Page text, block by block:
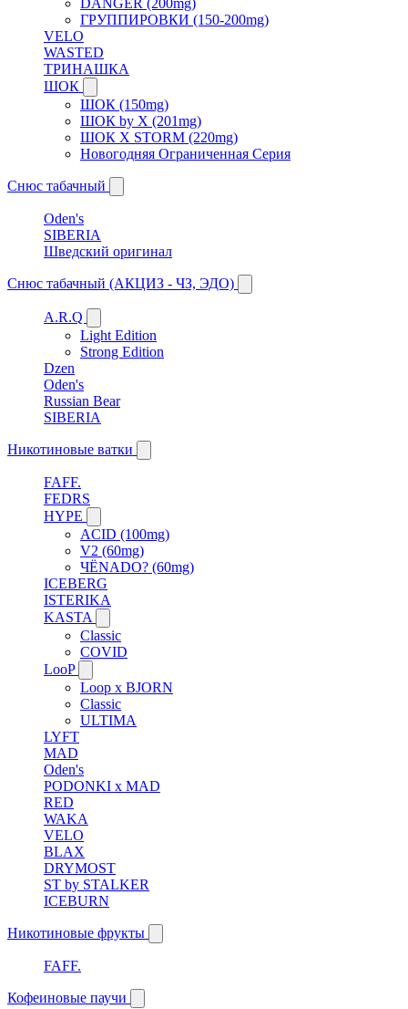
ГРУППИРОВКИ (150-200mg)
VELO
WASTED
ТРИНАШКА
ШОК
ШОК (150mg)
ШОК by X (201mg)
ШОК X STORM (220mg)
Новогодняя Ограниченная Серия
Снюс табачный
Oden's
SIBERIA
Шведский оригинал
Снюс табачный (АКЦИЗ - ЧЗ, ЭДО)
A.R.Q
Light Edition
Strong Edition
Dzen
Oden's
Russian Bear
SIBERIA
Никотиновые ватки
FAFF.
FEDRS
HYPE
ACID (100mg)
V2 (60mg)
ЧЁNADO? (60mg)
ICEBERG
ISTERIKA
KASTA
Classic
COVID
LooP
Loop x BJORN
Classic
ULTIMA
LYFT
MAD
Oden's
PODONKI x MAD
RED
WAKA
VELO
BLAX
DRYMOST
ST by STALKER
ICEBURN
Никотиновые фрукты
FAFF.
Кофеиновые паучи